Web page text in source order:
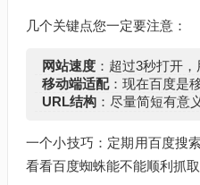
几个关键点您一定要注意：
网站速度 ：超过3秒打开，用户就会
移动端适配：现在百度是移动优先
URL结构 ：尽量简短有意
一个小技巧：定期用百度搜
看看百度蜘蛛能不能顺利抓取